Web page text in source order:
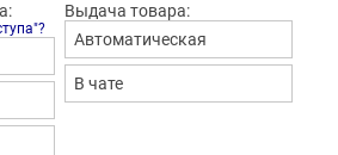
Выдача товара:
Автоматическая
В чате